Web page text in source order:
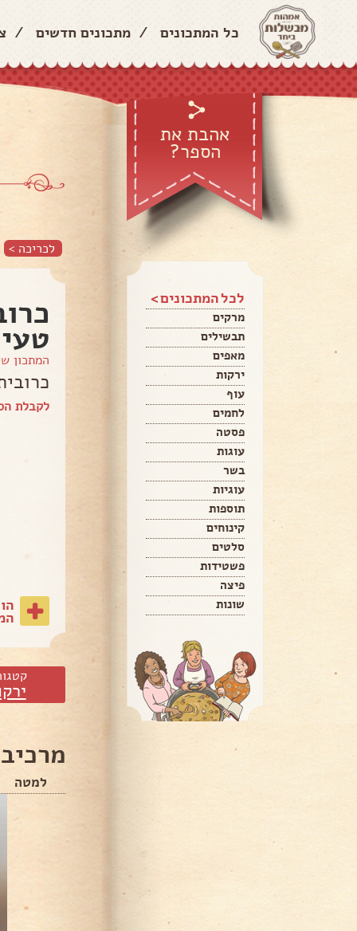
כל המתכונים / מתכונים חדשים /
אהבת את
הספר?
לכל המתכונים >
מרקים
תבשילים
מאפים
ירקות
עוף
לחמים
פסטה
עוגות
בשר
עוגיות
תוספות
קינוחים
סלטים
פשטידות
פיצה
שונות
לכריכה >
המתכון
לקבלת
למטה